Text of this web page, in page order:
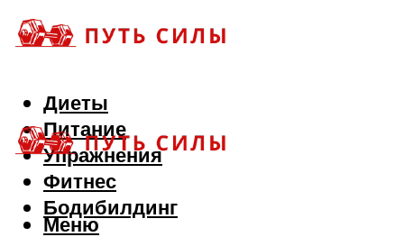
Диеты
Питание
Упражнения
Фитнес
Бодибилдинг
Меню